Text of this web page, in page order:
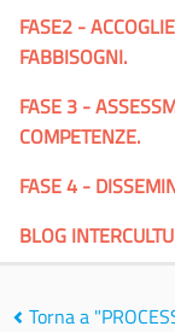
FASE2 -
FABBISOGNI.
FASE 3 -
COMPETENZE.
FASE 4 -
BLOG
Torna a